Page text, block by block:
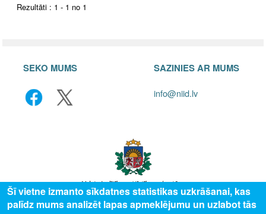
Rezultāti : 1 - 1 no 1
SEKO MUMS SAZINIES AR MUMS
info@niid.lv
Šī vietne izmanto sīkdatnes statistikas uzkrāšanai, kas
palīdz mums analizēt lapas apmeklējumu un uzlabot tās